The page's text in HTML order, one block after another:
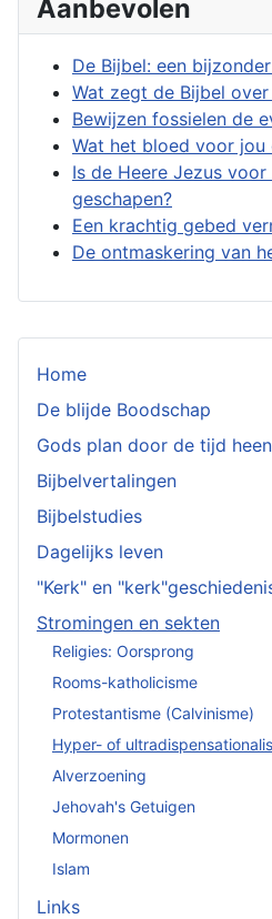
Home
De blijde Boodschap
Gods plan door de tijd heen
Bijbelvertalingen
Bijbelstudies
Dagelijks leven
"Kerk" en
Stromingen en sekten
Religies: Oorsprong
Rooms-katholicisme
Protestantisme (Calvinisme)
Hyper- of
Alverzoening
Jehovah's Getuigen
Mormonen
Islam
Links
Aanbevolen
De Bijbel: een
Wat zegt de Bijbel
Bewijzen fossielen de
Wat het bloed voor jou
Is de Heere Jezus
geschapen?
Een krachtig gebed
De ontmaskering van